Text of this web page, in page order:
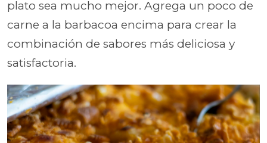
plato sea mucho mejor. Agrega un poco de
carne a la barbacoa encima para crear la
combinación de sabores más deliciosa y
satisfactoria.